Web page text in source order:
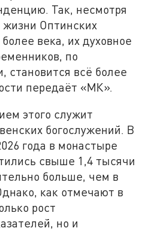
Так, несмотря
жизни Оптинских
века, их духовное
по
становится всё более
передаёт «МК».
этого служит
богослужений. В
года в монастыре
свыше 1,4 тысячи
больше, чем в
как отмечают в
рост
но и